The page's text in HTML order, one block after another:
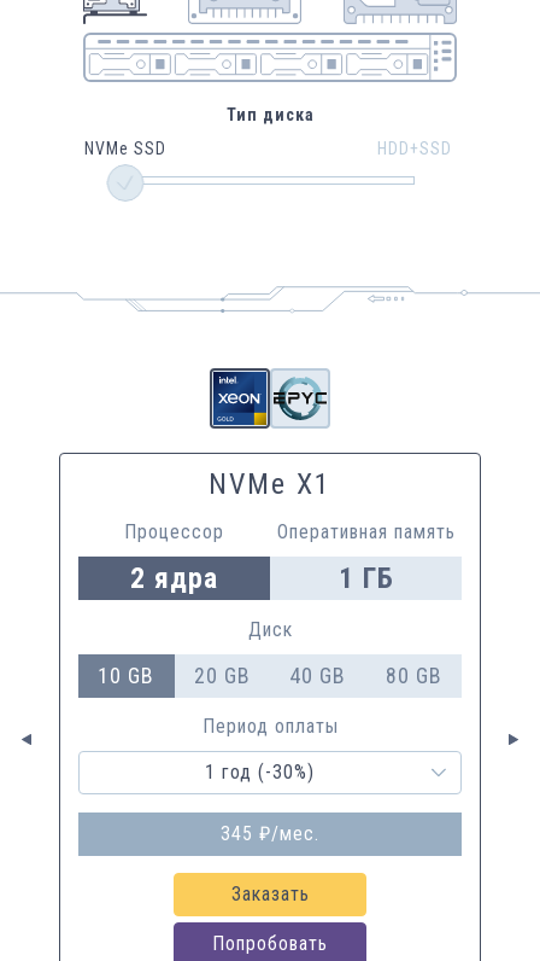
Тип диска
NVMe SSD
HDD+SSD
NVMe X1
Процессор
2 ядра
Оперативная память
1 ГБ
Диск
10 GB 20 GB 40 GB 80 GB
Период оплаты
1 год (-30%)
345 ₽/мес.
Заказать
Попробовать